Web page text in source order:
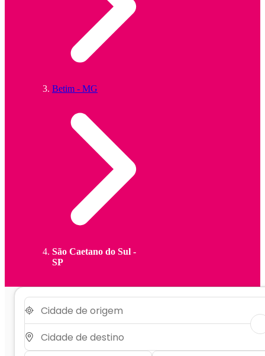
Betim - MG
São Caetano do Sul -
SP